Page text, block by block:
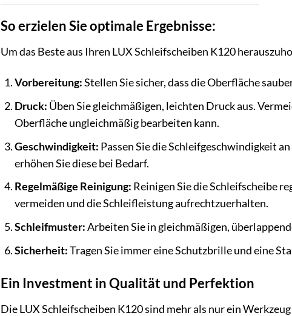
So erzielen Sie optimale Ergebnisse:
Um das Beste aus Ihren LUX Schleifscheiben K120
Vorbereitung:Stellen Sie sicher, dass die Oberfläche
Druck: Üben Sie gleichmäßigen, leichten Druck aus.
Oberfläche ungleichmäßig bearbeiten kann.
Geschwindigkeit: Passen Sie die Schleifgeschwindigkeit
erhöhen Sie diese bei Bedarf.
Regelmäßige Reinigung: Reinigen Sie die Schleifscheibe
vermeiden und die Schleifleistung aufrechtzuerhalten.
Schleifmuster:Arbeiten Sie in gleichmäßigen,
Sicherheit:Tragen Sie immer eine Schutzbrille und eine
Ein Investment in Qualität und Perfektion
Die LUX Schleifscheiben K120 sind mehr als nur ein